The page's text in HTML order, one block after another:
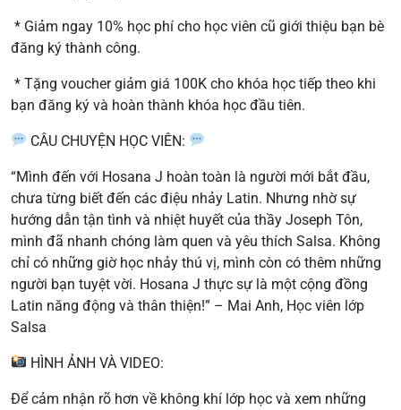
* Giảm ngay 10% học phí cho học viên cũ giới thiệu bạn bè
đăng ký thành công.
* Tặng voucher giảm giá 100K cho khóa học tiếp theo khi
bạn đăng ký và hoàn thành khóa học đầu tiên.
CÂU CHUYỆN HỌC VIÊN:
“Mình đến với Hosana J hoàn toàn là người mới bắt đầu,
chưa từng biết đến các điệu nhảy Latin. Nhưng nhờ sự
hướng dẫn tận tình và nhiệt huyết của thầy Joseph Tôn,
mình đã nhanh chóng làm quen và yêu thích Salsa. Không
chỉ có những giờ học nhảy thú vị, mình còn có thêm những
người bạn tuyệt vời. Hosana J thực sự là một cộng đồng
Latin năng động và thân thiện!” – Mai Anh, Học viên lớp
Salsa
HÌNH ẢNH VÀ VIDEO:
Để cảm nhận rõ hơn về không khí lớp học và xem những